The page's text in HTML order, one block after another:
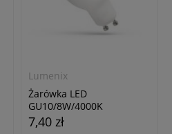
Lumenix
Żarówka LED
GU10/8W/4000K
neutralna biała
7,40 zł